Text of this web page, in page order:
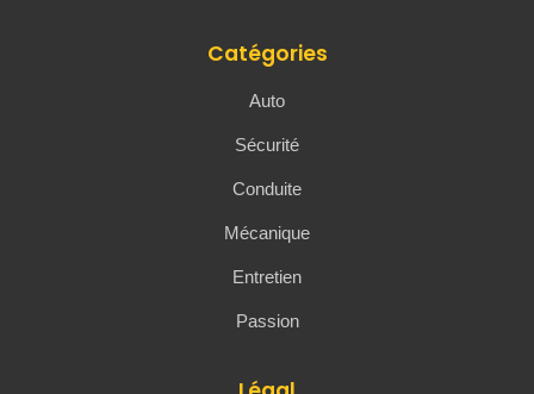
Catégories
Auto
Sécurité
Conduite
Mécanique
Entretien
Passion